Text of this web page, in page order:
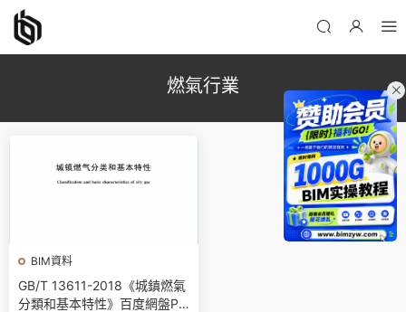
燃氣行業
BIM資料
GB/T 13611-2018《城鎮燃氣
分類和基本特性》百度網盤PD